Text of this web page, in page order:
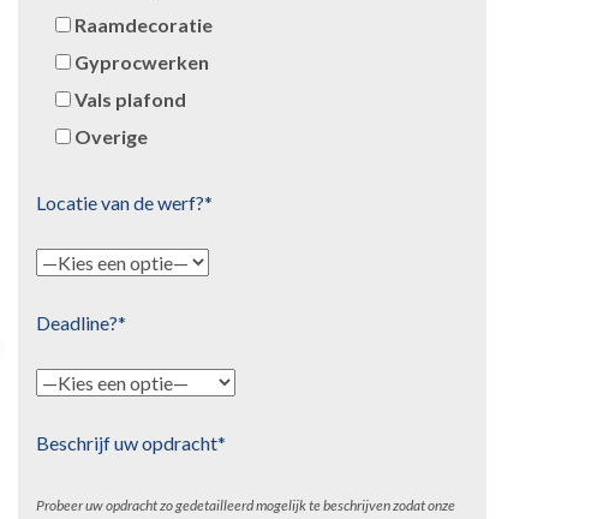
Raamdecoratie
Gyprocwerken
Vals plafond
Overige
Locatie van de werf?*
Deadline?*
Beschrijf uw opdracht*
Probeer uw opdracht zo gedetailleerd mogelijk te beschrijven zodat onze